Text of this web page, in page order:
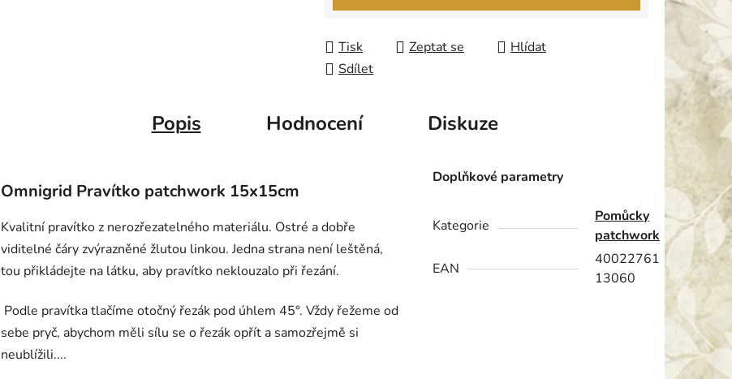
Tisk Zeptat se
Hlídat
Sdílet
Popis Hodnocení Diskuze
Omnigrid Pravítko patchwork 15x15cm
Kvalitní pravítko z nerozřezatelného materiálu. Ostré a dobře
viditelné čáry zvýrazněné žlutou linkou. Jedna strana není leštěná,
tou přikládejte na látku, aby pravítko neklouzalo při řezání.
Podle pravítka tlačíme otočný řezák pod úhlem 45°. Vždy řežeme od
sebe pryč, abychom měli sílu se o řezák opřít a samozřejmě si
neublížili....
Doplňkové parametry
Kategorie
Pomůcky
patchwork
EAN
40022761
13060